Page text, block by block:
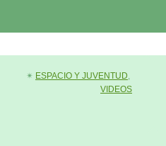
✴︎ ESPACIO Y JUVENTUD
VIDEOS